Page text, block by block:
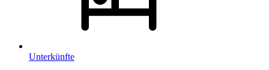
Unterkünfte